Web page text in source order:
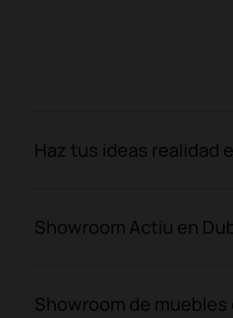
Haz tus ideas realidad
Showroom Actiu en
Showroom de